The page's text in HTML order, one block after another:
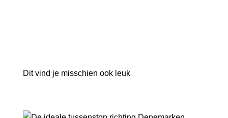
Dit vind je misschien ook leuk